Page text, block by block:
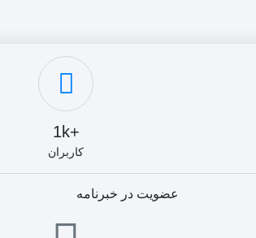
+1k
کاربران
عضویت در خبرنامه